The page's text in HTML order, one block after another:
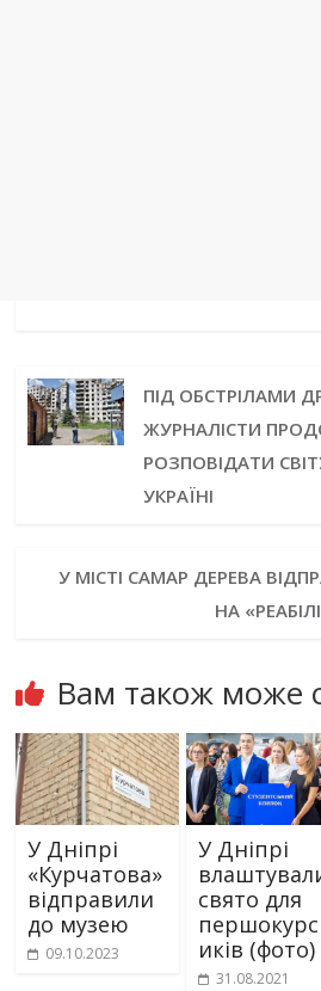
ПІД ОБСТРІЛАМИ
ЖУРНАЛІСТИ
РОЗПОВІДАТИ
УКРАЇНІ
У МІСТІ САМАР ДЕРЕВА
НА
Вам також може
У Дніпрі
«Курчатова»
відправили
до музею
09.10.2023
У Дніпрі
свято для
иків (фото)
31.08.2021